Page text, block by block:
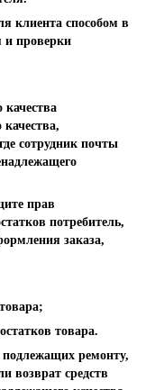
клиента способом в
и проверки
качества
сотрудник почты
прав
потребитель,
заказа,
товара.
подлежащих ремонту,
возврат средств